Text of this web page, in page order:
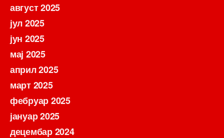
август 2025
јул 2025
јун 2025
мај 2025
април 2025
март 2025
фебруар 2025
јануар 2025
децембар 2024